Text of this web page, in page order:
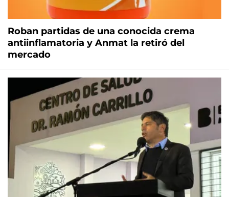
Roban partidas de una conocida crema
antiinflamatoria y Anmat la retiró del
mercado